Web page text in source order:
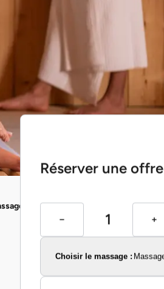
exfoliant (25 minutes)
Réserver une offre
Choisir le massage :